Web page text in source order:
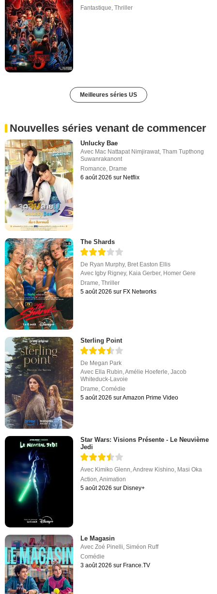
Fantastique,Thriller
Meilleures séries US
Nouvelles séries venant de commencer
Unlucky Bae
Avec Mac Nattapat Nimjirawat ,Tham Tupthong
Suwanrakanont
Romance Drame
6 août 2026 sur Netflix
The Shards
De Ryan Murphy, Bret Easton Ellis
Avec Igby Rigney, Kaia Gerber, Homer Gere
Drame,Thriller
5 août 2026 sur FX Networks
Sterling Point
De Megan Park
Avec Ella Rubin,Amélie Hoeferle,Jacob
Whiteduck-Lavoie
Drame,Comédie
5 août 2026 sur Amazon Prime Video
Star Wars: Visions Présente - Le Neuvième
Jedi
Avec Kimiko Glenn ,Andrew Kishino Masi Oka
Action ,Animation
5 août 2026 sur Disney+
Le Magasin
AvecZoé Pinelli,Siméon Ruff
Comédie
3 août 2026 sur France.TV